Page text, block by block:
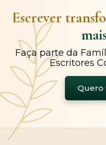
Escrever
Faça parte da
Escritores
Quero